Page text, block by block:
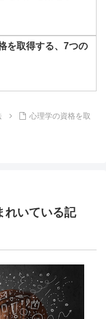
を取得する、7つの
心理学の資格を取
れいている記